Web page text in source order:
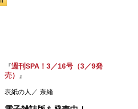
『週刊SPA！3／16号（3／9発
売） 』
表紙の人／ 奈緒